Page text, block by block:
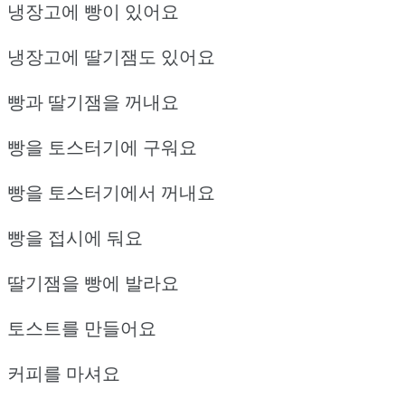
냉장고에 빵이 있어요
냉장고에 딸기잼도 있어요
빵과 딸기잼을 꺼내요
빵을 토스터기에 구워요
빵을 토스터기에서 꺼내요
빵을 접시에 둬요
딸기잼을 빵에 발라요
토스트를 만들어요
커피를 마셔요